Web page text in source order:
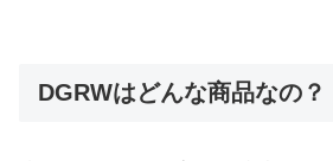
DGRWはどんな商品なの？